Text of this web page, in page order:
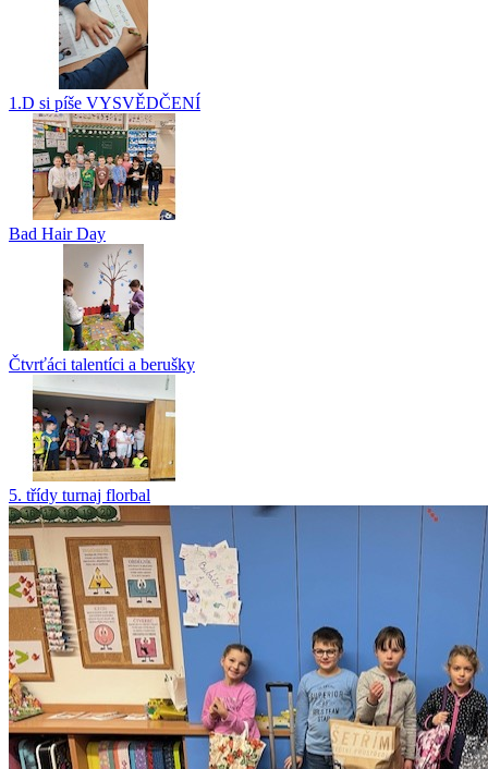
1.D si píše VYSVĚDČENÍ
Bad Hair Day
Čtvrťáci talentíci a berušky
5. třídy turnaj florbal